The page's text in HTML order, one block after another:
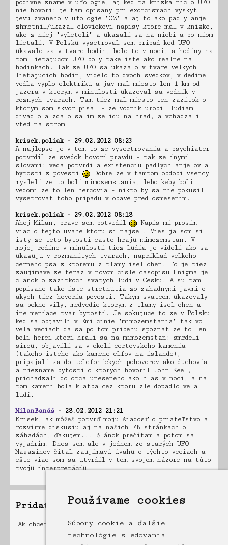
Používame cookies
Súbory cookie a ďalšie
technológie sledovania
podivne zname v ufologie, aj ked ta knizka nic o UFO
nie hovori: je tam opisany pri exorcismach vyskyt
jevu zvaneho v ufologie "OZ" a aj to ako padly anjel
zhmotnil/ukazal cloviekovi napisy ktore mal v knizke,
ako z niej "vyleteli" a ukazali sa na niebi a po niom
lietali. V Polsku vysetroval som pripad ked UFO
ukazalo sa v tvare hodin, bolo to v noci, a hodiny na
tom lietajucom UFO boly take iste ako realne na
hodinkach. Tak ze UFO sa ukazalo v tvare velkych
lietajucich hodin, videlo to dvoch svedkov, v dedine
vedla vyplo elektriku a jav mal miesto len 1 km od
jazera v ktorym v minulosti ukazoval sa vodnik v
roznych tvarach. Tam tiez mal miesto ten zazitok o
ktorym som skvor pisal - ze vodnik urobil ludiam
divadlo a zdalo sa im ze idu na hrad, a vchadzali
vted na strom
krisek.poliak - 29.02.2012 08:23
A najlepse je v tom to ze vysertrovania a psychiater
potvrdil ze svedok hovori pravdu - tak ze inymi
slovami: veda potvrdila existenciu padlych anjelov a
bytosti z povesti
Dobre ze v tamtom obdobi vsetcy
mysleli ze to boli mimozemstania, lebo keby boli
vedomi ze to len hercovia - nikto by sa nie pokusil
vysetrovat toho pripadu v obave pred osmesenim.
krisek.poliak - 29.02.2012 08:18
Ahoj Milan, prave som potvrdil
Napis mi prosim
viac o tejto uvahe ktoru si najsel. Vies ja som si
isty ze teto bytosti casto hraju mimozemstan. V
mojej rodine v minulosti tiez ludia je videli ako sa
ukazuju v rozmanitych tvarach, napriklad velkeho
cerneho psa z ktoremu z tlamy isel ohen. To je tiez
zaujimave ze teraz v novom cisle casopisu Enigma je
clanok o zazitkoch svatych ludi v Cesku. A su tam
popisane take iste stretnutia zo zahadnymi javmi o
akych tiez hovoria povesti. Takym svatcom ukazovaly
sa pekne vily, medvedie ktorym z tlamy isel ohen a
ine meniace tvar bytosti. Je sokujuce to ze v Polsku
ked sa objavili v Emilcinie "mimozemstania" tak vo
vela veciach da sa po tom pribehu spoznat ze to len
boli herci ktori hrali sa na mimozemstan: smrdeli
sirou, objavili sa v okoli certovskeho kamenia
(takeho isteho ako kamene elfov na islande),
pripajali sa do telefonickych pohovorov ako duchovia
a niezname bytosti o ktorych hovoril John Keel,
prichadzali do otca uneseneho ako hlas v noci, a na
tom kameni bola klatba cez ktoru zle dopadlo vela
ludi.
MilanBanáš- 28.02.2012 21:21
Krisek, ak môžeš potvrď moju žiadosť o priateľstvo a
rozvírme diskusiu aj na našich FB stránkach o
záhadách, ďakujem... článok prečítam a potom sa
vyjadrím. Dnes som ale v jednom zo starých UFO
Magazínov čítal zaujímavú úvahu o týchto veciach a
ešte viac som sa utvrdil v tom svojom názore na túto
tvoju interpretáciu
Pridať príspevok
Ak chcete pridať príspevok musíte byť registrovaný a
prihlásený